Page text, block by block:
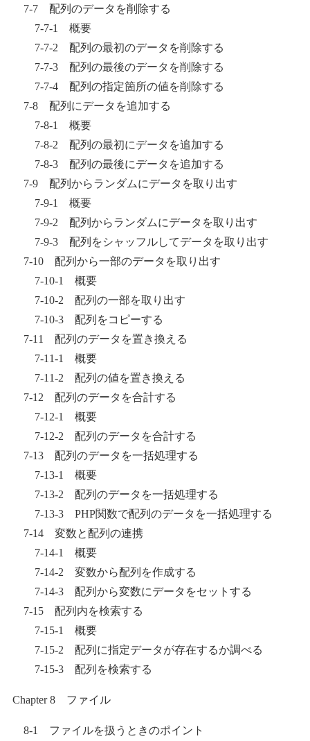
7-7 配列のデータを削除する
7-7-1 概要
7-7-2 配列の最初のデータを削除する
7-7-3 配列の最後のデータを削除する
7-7-4 配列の指定箇所の値を削除する
7-8 配列にデータを追加する
7-8-1 概要
7-8-2 配列の最初にデータを追加する
7-8-3 配列の最後にデータを追加する
7-9 配列からランダムにデータを取り出す
7-9-1 概要
7-9-2 配列からランダムにデータを取り出す
7-9-3 配列をシャッフルしてデータを取り出す
7-10 配列から一部のデータを取り出す
7-10-1 概要
7-10-2 配列の一部を取り出す
7-10-3 配列をコピーする
7-11 配列のデータを置き換える
7-11-1 概要
7-11-2 配列の値を置き換える
7-12 配列のデータを合計する
7-12-1 概要
7-12-2 配列のデータを合計する
7-13 配列のデータを一括処理する
7-13-1 概要
7-13-2 配列のデータを一括処理する
7-13-3 PHP関数で配列のデータを一括処理する
7-14 変数と配列の連携
7-14-1 概要
7-14-2 変数から配列を作成する
7-14-3 配列から変数にデータをセットする
7-15 配列内を検索する
7-15-1 概要
7-15-2 配列に指定データが存在するか調べる
7-15-3 配列を検索する
Chapter 8 ファイル
8-1 ファイルを扱うときのポイント